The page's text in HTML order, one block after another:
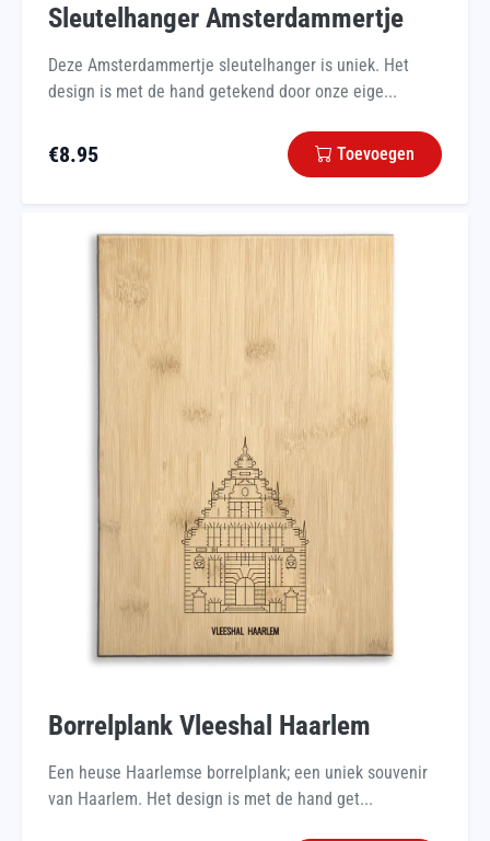
Sleutelhanger Amsterdammertje
Deze Amsterdammertje sleutelhanger is uniek. Het
design is met de hand getekend door onze eige...
€8.95 Toevoegen
Borrelplank Vleeshal Haarlem
Een heuse Haarlemse borrelplank; een uniek souvenir
van Haarlem. Het design is met de hand get...